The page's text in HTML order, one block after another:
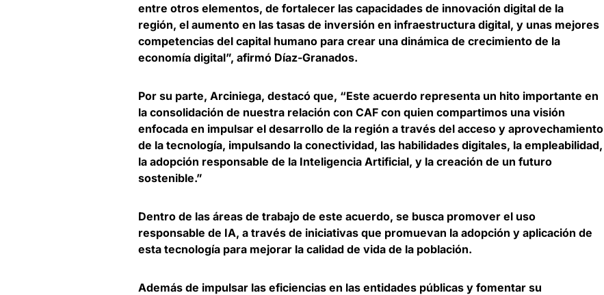
entre otros elementos, de fortalecer las capacidades de innovación digital de la
región, el aumento en las tasas de inversión en infraestructura digital, y unas mejores
competencias del capital humano para crear una dinámica de crecimiento de la
economía digital”, afirmó Díaz-Granados.
Por su parte, Arciniega, destacó que, “Este acuerdo representa un hito importante en
la consolidación de nuestra relación con CAF con quien compartimos una visión
enfocada en impulsar el desarrollo de la región a través del acceso y aprovechamiento
de la tecnología, impulsando la conectividad, las habilidades digitales, la empleabilidad,
la adopción responsable de la Inteligencia Artificial, y la creación de un futuro
sostenible.”
Dentro de las áreas de trabajo de este acuerdo, se busca promover el uso
responsable de IA, a través de iniciativas que promuevan la adopción y aplicación de
esta tecnología para mejorar la calidad de vida de la población.
Además de impulsar las eficiencias en las entidades públicas y fomentar su